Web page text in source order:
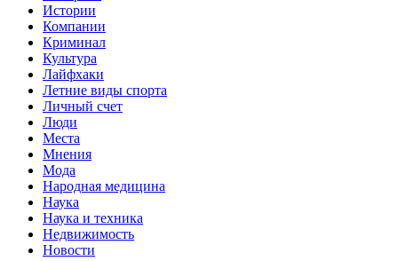
Истории
Компании
Криминал
Культура
Лайфхаки
Летние виды спорта
Личный счет
Люди
Места
Мнения
Мода
Народная медицина
Наука
Наука и техника
Недвижимость
Новости